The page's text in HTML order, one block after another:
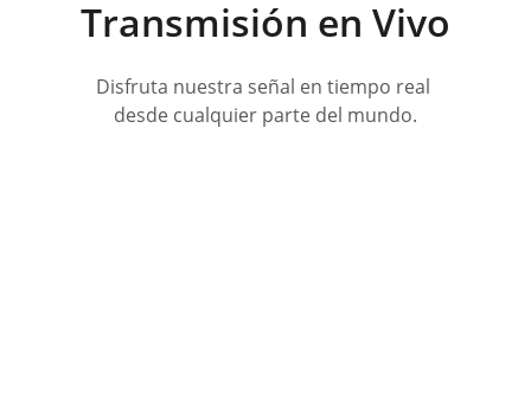
Transmisión en Vivo
Disfruta nuestra señal en tiempo real
desde cualquier parte del mundo.